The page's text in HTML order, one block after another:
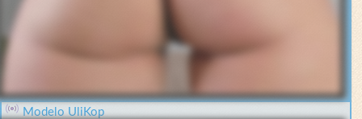
Modelo UliKop